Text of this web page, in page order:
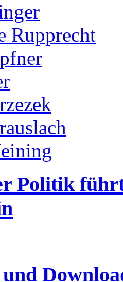
Rupprecht
Politik